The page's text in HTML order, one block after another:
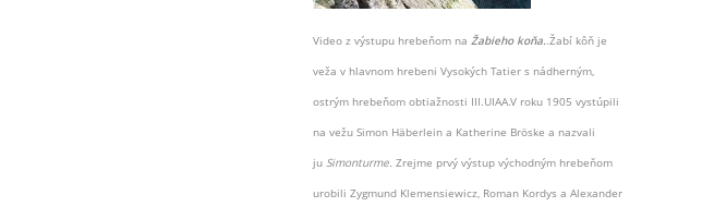
Video z výstupu hrebeňom na Žabieho koňa..Žabí kôň je
veža v hlavnom hrebeni Vysokých Tatier s nádherným,
ostrým hrebeňom obtiažnosti III.UIAA.V roku 1905 vystúpili
na vežu Simon Häberlein a Katherine Bröske a nazvali
ju Simonturme. Zrejme prvý výstup východným hrebeňom
urobili Zygmund Klemensiewicz, Roman Kordys a Alexander